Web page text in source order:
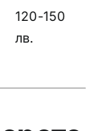
120-150
лв.